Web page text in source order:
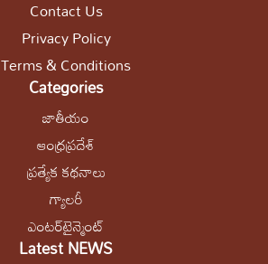
Contact Us
Privacy Policy
Terms & Conditions
Categories
జాతీయం
ఆంధ్రప్రదేశ్
ప్రత్యేక కథనాలు
గ్యాలరీ
ఎంటర్‌టైన్మెంట్
Latest NEWS